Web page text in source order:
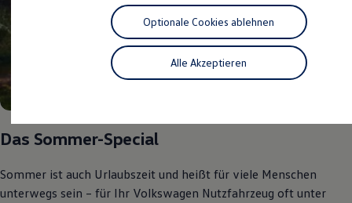
Ladezeitensimulator
Ladelösungen für Privatkunden
Ladelösungen für Gewerbekunden
Wallbox und Ladekabel
Bidirektionales Laden
Förderung & Kosten der Elektrofahrzeuge
Kostensimulator
Autonomes Fahren
Mehr zum ID. Buzz
California Welt
California Club
Das Sommer-Special
Sommer ist auch Urlaubszeit und heißt für viele Menschen
unterwegs sein – für Ihr Volkswagen Nutzfahrzeug oft unter
Alle Akzeptieren
Optionale Cookies ablehnen